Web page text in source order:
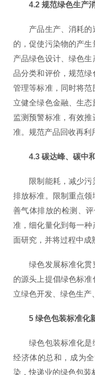
4.2 规范绿色生产
产品生产、消耗的过
的，促使污染物的产
产品绿色设计、绿色
品分类和评价，规范绿
管理等标准，同时将
立健全绿色金融、生
监测预警标准，有效
准。规范产品回收再利
4.3 碳达峰、碳中和
限制能耗，减少污染
排放标准。限制重点
善气体排放的检测、
准，细化量化到每一
面研究，并将过程中成
绿色发展标准化贯穿
的源头上提倡绿色标
立绿色开发、绿色生产
5 绿色包装标准化
绿色包装标准化是绿
经济体的总和，成为
染，快递业的绿色包装